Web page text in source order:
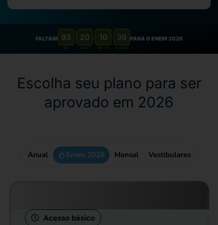
FALTAM 93
DIAS
: 20
HORAS
: 10
MINUTOS
: 38 PARA O ENEM 2026
Escolha seu plano para ser
aprovado em 2026
Anual Enem 2026 Mensal Vestibulares
Acesso básico